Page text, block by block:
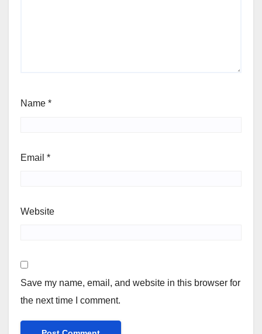
Name *
Email *
Website
Save my name, email, and website in this browser for
the next time I comment.